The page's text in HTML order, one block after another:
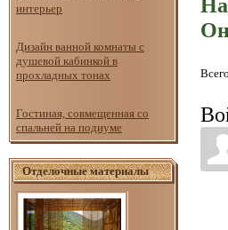
интерьер
Дизайн ванной комнаты с
душевой кабинкой в
прохладных тонах
Гостиная, совмещенная со
спальней на подиуме
Отделочные материалы